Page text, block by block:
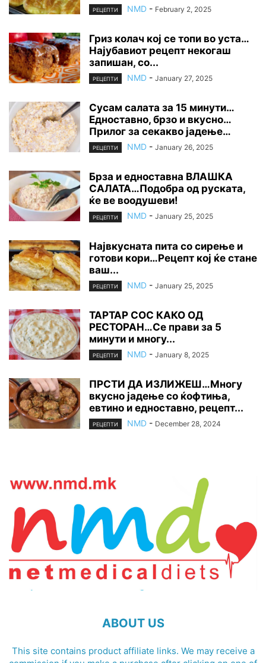
РЕЦЕПТИ NMD - February 2, 2025
Гриз колач кој се топи во уста…
Најубавиот рецепт некогаш
запишан, со...
РЕЦЕПТИ NMD - January 27, 2025
Сусам салата за 15 минути…
Едноставно, брзо и вкусно…
Прилог за секакво јадење…
РЕЦЕПТИ NMD - January 26, 2025
Брза и едноставна ВЛАШКА
САЛАТА…Подобра од руската,
ќе ве воодушеви!
РЕЦЕПТИ NMD - January 25, 2025
Највкусната пита со сирење и
готови кори…Рецепт кој ќе стане
ваш...
РЕЦЕПТИ NMD - January 25, 2025
ТАРТАР СОС КАКО ОД
РЕСТОРАН…Се прави за 5
минути и многу...
РЕЦЕПТИ NMD - January 8, 2025
ПРСТИ ДА ИЗЛИЖЕШ…Многу
вкусно јадење со ќофтиња,
евтино и едноставно, рецепт...
РЕЦЕПТИ NMD - December 28, 2024
ABOUT US
This site contains product affiliate links. We may receive a